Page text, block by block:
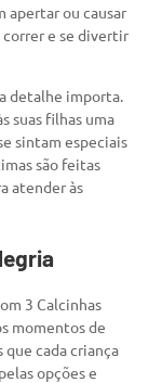
apertar ou causar
correr e se divertir
detalhe importa.
suas filhas uma
sintam especiais
são feitas
atender às
3 Calcinhas
momentos de
que cada criança
opções e